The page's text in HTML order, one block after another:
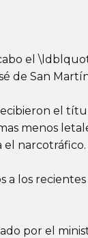
el
de San
el
menos
el narcotráfico.
los
por el